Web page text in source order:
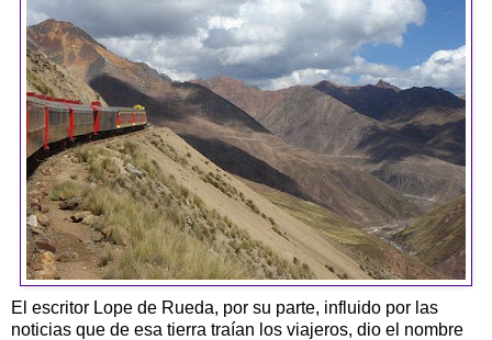
El escritor Lope de Rueda, por su parte, influido por las
noticias que de esa tierra traían los viajeros, dio el nombre